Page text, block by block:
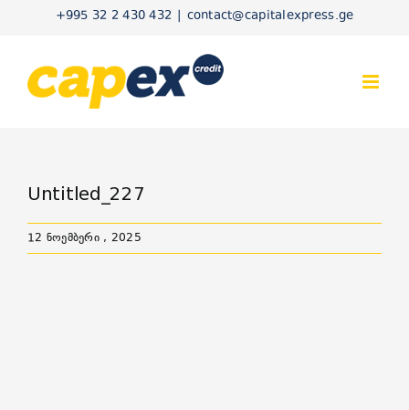
content
+995 32 2 430 432 contact@capitalexpress.ge
Untitled_227
12 ნოემბერი , 2025